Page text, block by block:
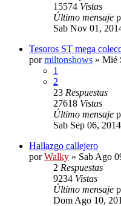
15574 Vistas
Último mensaje
Sab Nov 01,
Tesoros ST mega
pormiltonshows » Mié
1
2
23 Respuestas
27618 Vistas
Último mensaje
Sab Sep 06,
Hallazgo callejero
porWalky » Sab Ago
2 Respuestas
9234 Vistas
Último mensaje
Dom Ago 10,